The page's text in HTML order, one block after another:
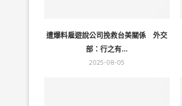
遭爆料雇遊說公司挽救台美關係 外交
部：行之有...
2025-08-05